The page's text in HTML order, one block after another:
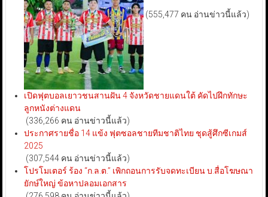
(555,477 คน อ่านข่าวนี้แล้ว)
เปิดฟุตบอลเยาวชนสานฝัน 4 จังหวัดชายแดนใต้ คัดไปฝึกทักษะ
ลูกหนังต่างแดน
(336,266 คน อ่านข่าวนี้แล้ว)
ประกาศรายชื่อ 14 แข้ง ฟุตซอลชายทีมชาติไทย ชุดสู้ศึกซีเกมส์
2025
(307,544 คน อ่านข่าวนี้แล้ว)
โปรโมเตอร์ ร้อง “ก.ล.ต.” เพิกถอนการรับจดทะเบียน บ.สื่อโฆษณา
ยักษ์ใหญ่ ข้อหาปลอมเอกสาร